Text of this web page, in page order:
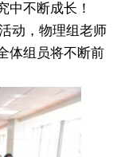
中不断成长！
动，物理组老师
体组员将不断前